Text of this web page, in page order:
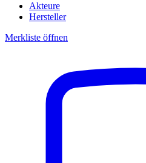
Akteure
Hersteller
Merkliste öffnen